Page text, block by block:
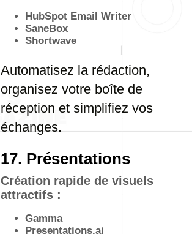
HubSpot Email Writer
SaneBox
Shortwave
Automatisez la rédaction,
organisez votre boîte de
réception et simplifiez vos
échanges.
17. Présentations
Création rapide de visuels
attractifs :
Gamma
Presentations.ai